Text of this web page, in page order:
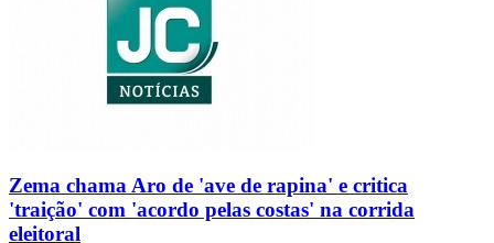
Zema chama Aro de 'ave de rapina' e critica
'traição' com 'acordo pelas costas' na corrida
eleitoral